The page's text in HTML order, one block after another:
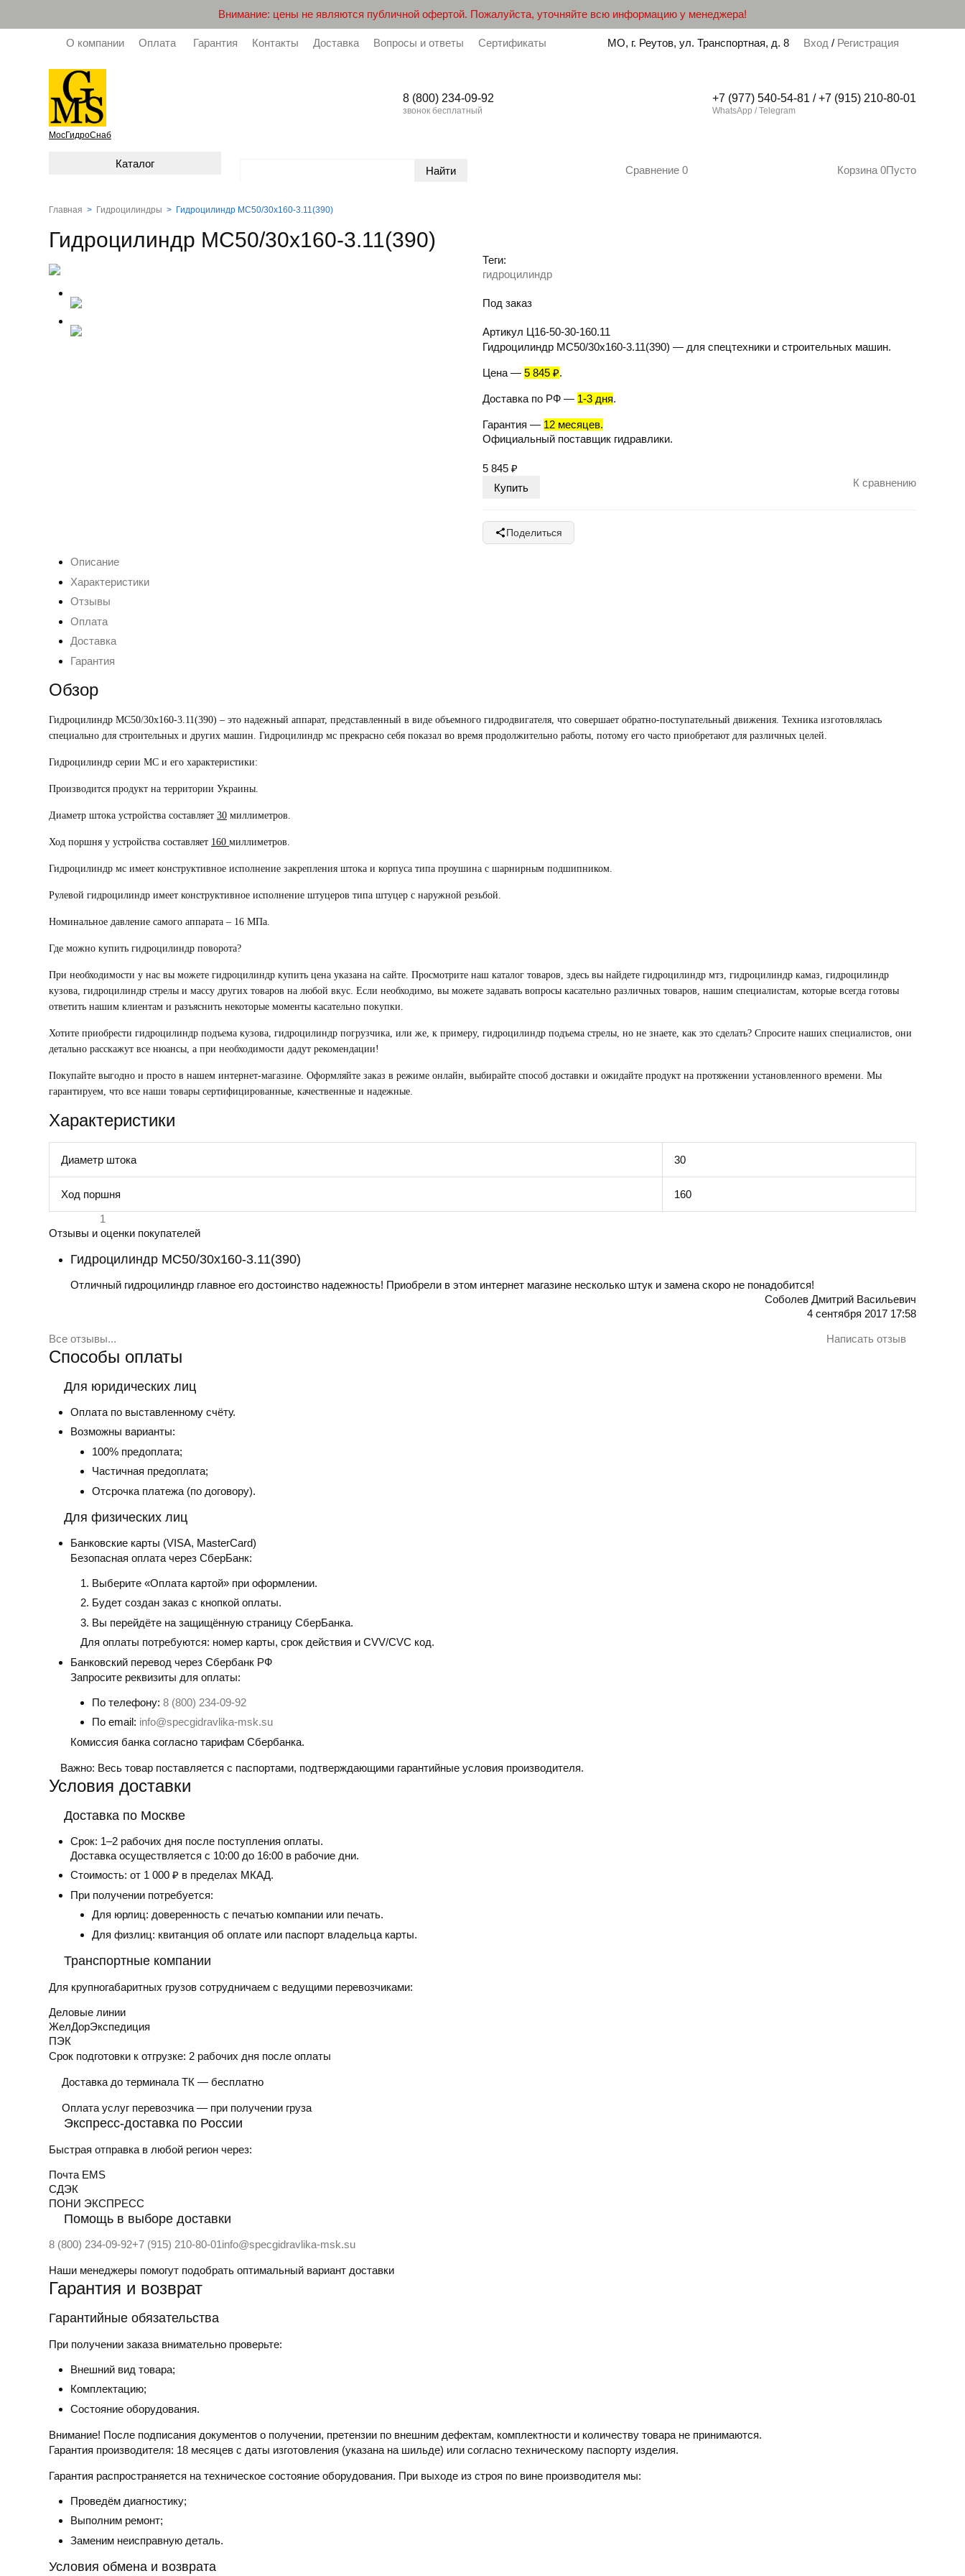
Внимание: цены не являются публичной офертой. Пожалуйста, уточняйте всю информацию у менеджера!
О компании Оплата Гарантия Контакты Доставка Вопросы и ответы Сертификаты МО, г. Реутов, ул. Транспортная, д. 8 Вход / Регистрация
МосГидроСнаб
8 (800) 234-09-92
звонок бесплатный
+7 (977) 540-54-81 / +7 (915) 210-80-01
WhatsApp / Telegram
Каталог
Сравнение 0 Корзина 0Пусто
Главная > Гидроцилиндры > Гидроцилиндр МС50/30х160-3.11(390)
Гидроцилиндр МС50/30х160-3.11(390)
Теги:
гидроцилиндр
Под заказ
Артикул Ц16-50-30-160.11
Гидроцилиндр МС50/30х160-3.11(390) — для спецтехники и строительных машин.
Цена — 5 845 ₽.
Доставка по РФ — 1-3 дня.
Гарантия — 12 месяцев.
Официальный поставщик гидравлики.
5 845 ₽
К сравнению
Поделиться
Описание
Характеристики
Отзывы
Оплата
Доставка
Гарантия
Обзор
Гидроцилиндр МС50/30х160-3.11(390) – это надежный аппарат, представленный в виде объемного гидродвигателя , что совершает обратно-поступательный движения. Техника изготовлялась
специально для строительных и других машин. Гидроцилиндр мс прекрасно себя показал во время продолжительно работы, потому его часто приобретают для различных целей.
Гидроцилиндр серии МС и его характеристики:
Производится продукт на территории Украины.
Диаметр штока устройства составляет 30 миллиметров.
Ход поршня у устройства составляет 160 миллиметров.
Гидроцилиндр мс имеет конструктивное исполнение закрепления штока и корпуса типа проушина с шарнирным подшипником.
Рулевой гидроцилиндр имеет конструктивное исполнение штуцеров типа штуцер с наружной резьбой.
Номинальное давление самого аппарата – 16 МПа.
Где можно купить гидроцилиндр поворота?
При необходимости у нас вы можете гидроцилиндр купить цена указана на сайте. Просмотрите наш каталог товаров, здесь вы найдете гидроцилиндр мтз, гидроцилиндр камаз, гидроцилиндр
кузова, гидроцилиндр стрелы и массу других товаров на любой вкус. Если необходимо, вы можете задавать вопросы касательно различных товаров, нашим специалистам, которые всегда готовы
ответить нашим клиентам и разъяснить некоторые моменты касательно покупки.
Хотите приобрести гидроцилиндр подъема кузова, гидроцилиндр погрузчика , или же, к примеру, гидроцилиндр подъема стрелы , но не знаете, как это сделать? Спросите наших специалистов, они
детально расскажут все нюансы, а при необходимости дадут рекомендации!
Покупайте выгодно и просто в нашем интернет-магазине. Оформляйте заказ в режиме онлайн, выбирайте способ доставки и ожидайте продукт на протяжении установленного времени. Мы
гарантируем, что все наши товары сертифицированные, качественные и надежные.
Характеристики
Диаметр штока 30
Ход поршня
160
1
Отзывы и оценки покупателей
Гидроцилиндр МС50/30х160-3.11(390)
Отличный гидроцилиндр главное его достоинство надежность! Приобрели в этом интернет магазине несколько штук и замена скоро не понадобится!
Соболев Дмитрий Васильевич
4 сентября 2017 17:58
Все отзывы... Написать отзыв
Способы оплаты
Для юридических лиц
Оплата по выставленному счёту.
Возможны варианты:
100% предоплата;
Частичная предоплата;
Отсрочка платежа (по договору).
Для физических лиц
Банковские карты (VISA, MasterCard)
Безопасная оплата через СберБанк:
Выберите «Оплата картой» при оформлении.
Будет создан заказ с кнопкой оплаты.
Вы перейдёте на защищённую страницу СберБанка.
Для оплаты потребуются: номер карты, срок действия и CVV/CVC код.
Банковский перевод через Сбербанк РФ
Запросите реквизиты для оплаты:
По телефону: 8 (800) 234-09-92
По email: info@specgidravlika-msk.su
Комиссия банка согласно тарифам Сбербанка.
Важно: Весь товар поставляется с паспортами, подтверждающими гарантийные условия производителя.
Условия доставки
Доставка по Москве
Срок: 1–2 рабочих дня после поступления оплаты.
Доставка осуществляется с 10:00 до 16:00 в рабочие дни.
Стоимость: от 1 000 ₽ в пределах МКАД.
При получении потребуется:
Для юрлиц: доверенность с печатью компании или печать.
Для физлиц: квитанция об оплате или паспорт владельца карты.
Транспортные компании
Для крупногабаритных грузов сотрудничаем с ведущими перевозчиками:
Деловые линии
ЖелДорЭкспедиция
ПЭК
Срок подготовки к отгрузке: 2 рабочих дня после оплаты
Доставка до терминала ТК — бесплатно
Оплата услуг перевозчика — при получении груза
Экспресс-доставка по России
Быстрая отправка в любой регион через:
Почта EMS
СДЭК
ПOНИ ЭКСПРЕСС
Помощь в выборе доставки
8 (800) 234-09-92+7 (915) 210-80-01info@specgidravlika-msk.su
Наши менеджеры помогут подобрать оптимальный вариант доставки
Гарантия и возврат
Гарантийные обязательства
При получении заказа внимательно проверьте:
Внешний вид товара;
Комплектацию;
Состояние оборудования.
Внимание! После подписания документов о получении, претензии по внешним дефектам, комплектности и количеству товара не принимаются.
Гарантия производителя: 18 месяцев с даты изготовления (указана на шильде) или согласно техническому паспорту изделия.
Гарантия распространяется на техническое состояние оборудования. При выходе из строя по вине производителя мы:
Проведём диагностику;
Выполним ремонт;
Заменим неисправную деталь.
Условия обмена и возврата